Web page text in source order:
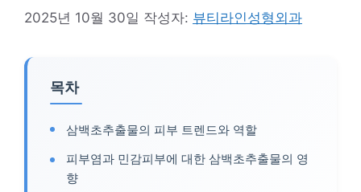
2025년 10월 30일 작성자: 뷰티라인성형외과
목차
삼백초추출물의 피부 트렌드와 역할
피부염과 민감피부에 대한 삼백초추출물의 영
향